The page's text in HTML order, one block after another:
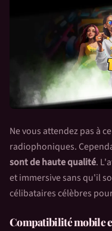
Ne vous attendez pas à
radiophoniques.
sont de haute qualité.
et immersive sans qu'il
célibataires célèbres
Compatibilité mobile